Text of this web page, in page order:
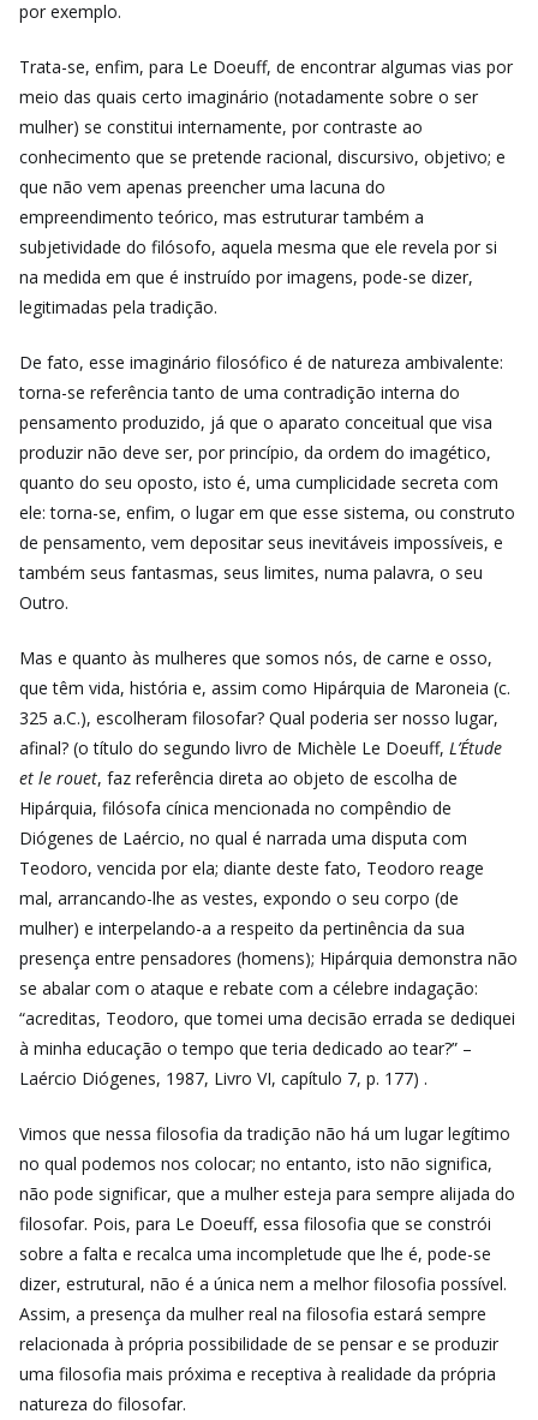
por exemplo.
Trata-se, enfim, para Le Doeuff, de encontrar algumas vias por
meio das quais certo imaginário (notadamente sobre o ser
mulher) se constitui internamente, por contraste ao
conhecimento que se pretende racional, discursivo, objetivo; e
que não vem apenas preencher uma lacuna do
empreendimento teórico, mas estruturar também a
subjetividade do filósofo, aquela mesma que ele revela por si
na medida em que é instruído por imagens, pode-se dizer,
legitimadas pela tradição.
De fato, esse imaginário filosófico é de natureza ambivalente:
torna-se referência tanto de uma contradição interna do
pensamento produzido, já que o aparato conceitual que visa
produzir não deve ser, por princípio, da ordem do imagético,
quanto do seu oposto, isto é, uma cumplicidade secreta com
ele: torna-se, enfim, o lugar em que esse sistema, ou construto
de pensamento, vem depositar seus inevitáveis impossíveis, e
também seus fantasmas, seus limites, numa palavra, o seu
Outro.
Mas e quanto às mulheres que somos nós, de carne e osso,
que têm vida, história e, assim como Hipárquia de Maroneia (c.
325 a.C.), escolheram filosofar? Qual poderia ser nosso lugar,
afinal? (o título do segundo livro de Michèle Le Doeuff, L’Étude
et le rouet, faz referência direta ao objeto de escolha de
Hipárquia, filósofa cínica mencionada no compêndio de
Diógenes de Laércio, no qual é narrada uma disputa com
Teodoro, vencida por ela; diante deste fato, Teodoro reage
mal, arrancando-lhe as vestes, expondo o seu corpo (de
mulher) e interpelando-a a respeito da pertinência da sua
presença entre pensadores (homens); Hipárquia demonstra não
se abalar com o ataque e rebate com a célebre indagação:
“acreditas, Teodoro, que tomei uma decisão errada se dediquei
à minha educação o tempo que teria dedicado ao tear?” –
Laércio Diógenes, 1987, Livro VI, capítulo 7, p. 177) .
Vimos que nessa filosofia da tradição não há um lugar legítimo
no qual podemos nos colocar; no entanto, isto não significa,
não pode significar, que a mulher esteja para sempre alijada do
filosofar. Pois, para Le Doeuff, essa filosofia que se constrói
sobre a falta e recalca uma incompletude que lhe é, pode-se
dizer, estrutural, não é a única nem a melhor filosofia possível.
Assim, a presença da mulher real na filosofia estará sempre
relacionada à própria possibilidade de se pensar e se produzir
uma filosofia mais próxima e receptiva à realidade da própria
natureza do filosofar.